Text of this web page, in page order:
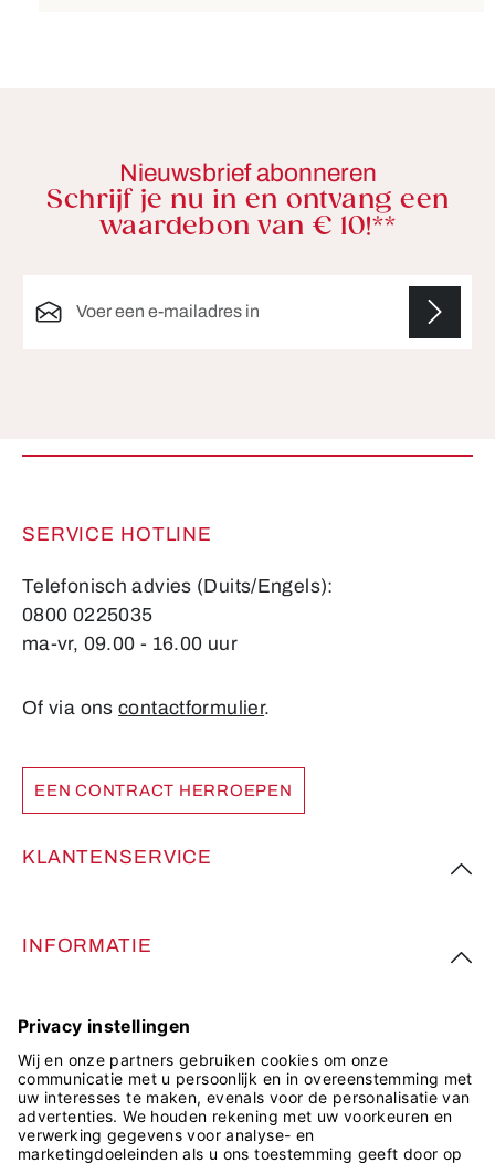
Nieuwsbrief abonneren
Schrijf je nu in en ontvang een
waardebon van € 10!**
SERVICE HOTLINE
Telefonisch advies (Duits/Engels):
0800 0225035
ma-vr, 09.00 - 16.00 uur
Of via onscontactformulier.
EEN CONTRACT HERROEPEN
KLANTENSERVICE
INFORMATIE
VOLG ONS